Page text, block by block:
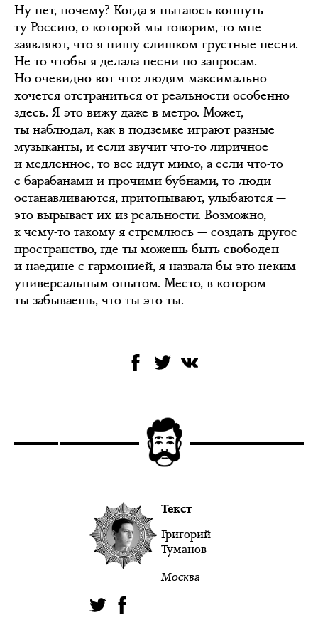
Ну нет, почему? Когда я пытаюсь копнуть
ту Россию, о которой мы говорим, то мне
заявляют, что я пишу слишком грустные песни.
Не то чтобы я делала песни по запросам.
Но очевидно вот что: людям максимально
хочется отстраниться от реальности особенно
здесь. Я это вижу даже в метро. Может,
ты наблюдал, как в подземке играют разные
музыканты, и если звучит что-то лиричное
и медленное, то все идут мимо, а если что-то
с барабанами и прочими бубнами, то люди
останавливаются, притопывают, улыбаются —
это вырывает их из реальности. Возможно,
к чему-то такому я стремлюсь — создать другое
пространство, где ты можешь быть свободен
и наедине с гармонией, я назвала бы это неким
универсальным опытом. Место, в котором
ты забываешь, что ты это ты.
Текст
Григорий
Туманов
Москва